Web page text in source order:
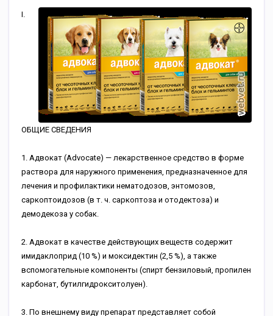
I.
ОБЩИЕ СВЕДЕНИЯ
1. Адвокат (Advocate) — лекарственное средство в форме
раствора для наружного применения, предназначенное для
лечения и профилактики нематодозов, энтомозов,
саркоптоидозов (в т. ч. саркоптоза и отодектоза) и
демодекоза у собак.
2. Адвокат в качестве действующих веществ содержит
имидаклоприд (10 %) и моксидектин (2,5 %), а также
вспомогательные компоненты (спирт бензиловый, пропилен
карбонат, бутилгидрокситолуен).
3. По внешнему виду препарат представляет собой